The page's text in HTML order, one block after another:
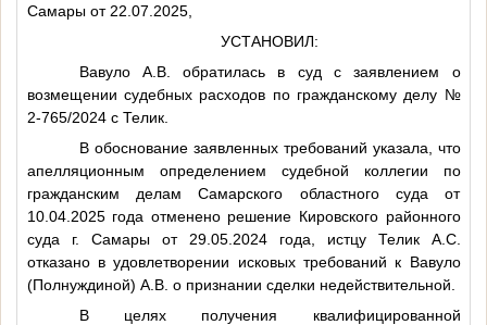
Самары от 22.07.2025,
УСТАНОВИЛ:
Вавуло А.В. обратилась в суд с заявлением о
возмещении судебных расходов по гражданскому делу №
2-765/2024 с Телик.
В обоснование заявленных требований указала, что
апелляционным определением судебной коллегии по
гражданским делам Самарского областного суда от
10.04.2025 года отменено решение Кировского районного
суда г. Самары от 29.05.2024 года, истцу Телик А.С.
отказано в удовлетворении исковых требований к Вавуло
(Полнуждиной) А.В. о признании сделки недействительной.
В целях получения квалифицированной